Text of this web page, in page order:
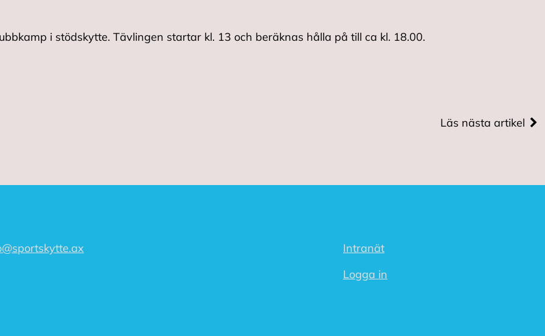
i stödskytte. Tävlingen startar kl. 13 och beräknas hålla på till ca kl. 18.00.
Läs nästa artikel
Intranät
Logga in